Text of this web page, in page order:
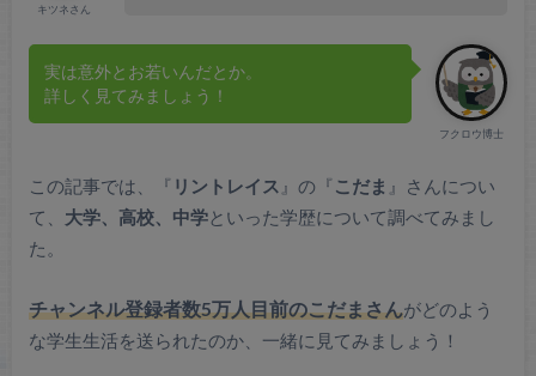
キツネさん
フクロウ博士
実は意外とお若いんだとか。
詳しく見てみましょう！
この記事では、『 リントレイス 』の『こだま 』さんについ
て、 大学、高校、中学といった学歴について調べてみまし
た。
チャンネル登録者数5万人目前のこだまさんがどのよう
な学生生活を送られたのか、一緒に見てみましょう！